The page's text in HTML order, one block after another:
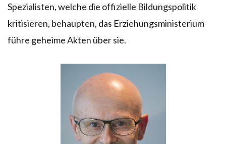
Spezialisten, welche die offizielle Bildungspolitik
kritisieren, behaupten, das Erziehungsministerium
führe geheime Akten über sie.